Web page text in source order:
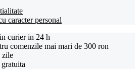
caracter personal
curier in 24 h
comenzile mai mari de 300 ron
zile